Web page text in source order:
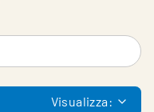
Visualizza: